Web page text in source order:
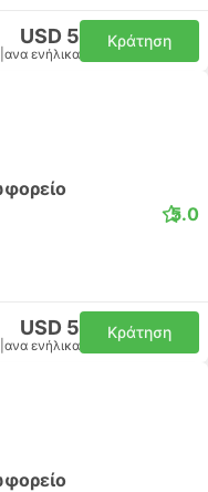
USD 5
ανα ενήλικα
Κράτηση
5.0
USD 5
ανα ενήλικα
Κράτηση